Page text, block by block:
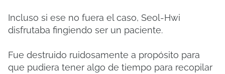
Incluso si ese no fuera el caso, Seol-Hwi
disfrutaba fingiendo ser un paciente.
Fue destruido ruidosamente a propósito para
que pudiera tener algo de tiempo para recopilar